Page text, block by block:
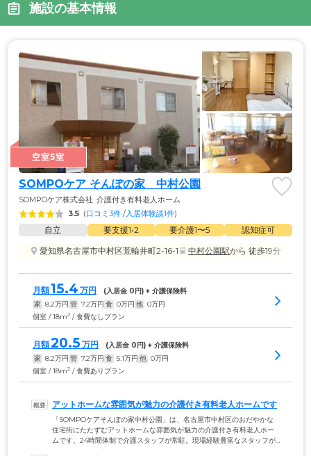
施設の基本情報
空室5室
SOMPOケア そんぽの家　中村公園
SOMPOケア株式会社 介護付き有料老人ホーム
3.5 (口コミ3件 /入居体験談1件)
自立 要支援1•2 要介護1〜5
認知症可
愛知県名古屋市中村区荒輪井町2-16-1
中村公園駅から 徒歩19分
月額15.4 万円 (入居金 0円) + 介護保険料
家 8.2万円 管 7.2万円 食 0万円 他 0万円
個室 / 18m2 / 食費なしプラン
月額20.5 万円 (入居金 0円) + 介護保険料
家 8.2万円 管 7.2万円 食 5.1万円 他 0万円
個室 / 18m2 / 食費ありプラン
アットホームな雰囲気が魅力の介護付き有料老人ホームです
「SOMPOケアそんぽの家中村公園」は、名古屋市中村区のおだやかな
住宅街にたたずむアットホームな雰囲気が魅力の介護付き有料老人ホー
ムです。24時間体制で介護スタッフが常駐。現場経験豊富なスタッフが